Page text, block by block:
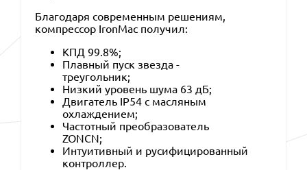
Благодаря современным решениям,
компрессор IronMac получил:
КПД 99.8%;
Плавный пуск звезда -
треугольник;
Низкий уровень шума 63 дБ;
Двигатель IP54 с масляным
охлаждением;
Частотный преобразователь
ZONCN;
Интуитивный и русифицированный
контроллер.